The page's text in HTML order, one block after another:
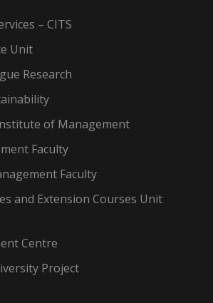
– CITS
Unit
Research
of Management
Faculty
Faculty
and Extension Courses Unit
Centre
Project